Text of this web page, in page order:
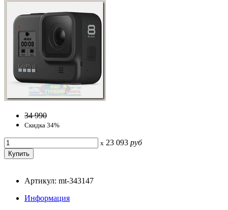
34 990
Скидка 34%
x 23 093 руб
Артикул: mt-343147
Информация